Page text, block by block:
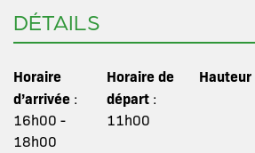
DÉTAILS
Horaire
d’arrivée :
16h00 -
18h00
Horaire de
départ:
11h00
Hauteur